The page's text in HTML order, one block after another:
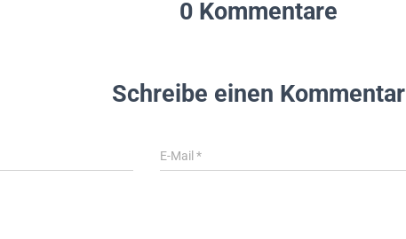
0 Kommentare
Schreibe einen Kommentar
E-Mail*